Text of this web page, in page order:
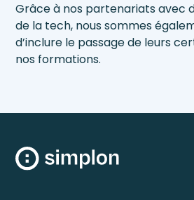
Grâce à nos partenariats avec
de la tech, nous sommes
d’inclure le passage de leurs
nos formations.